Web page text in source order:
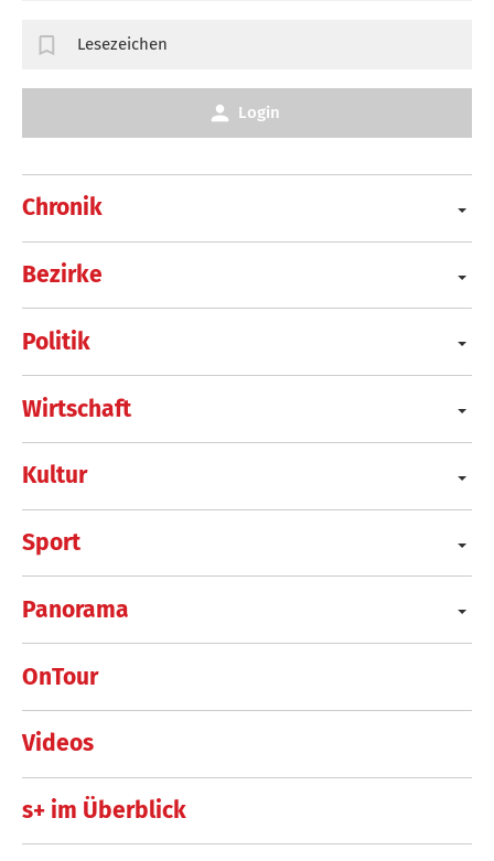
Chronik
Bezirke
Politik
Wirtschaft
Kultur
Sport
Panorama
OnTour
Videos
s+ im Überblick
Lesezeichen
Login